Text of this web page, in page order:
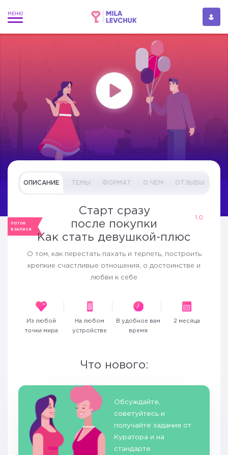
ОПИСАНИЕ ТЕМЫ ФОРМАТ О ЧЕМ ОТЗЫВЫ
ПОТОК
В ЗАПИСИ
Старт сразу
после покупки
Как стать девушкой-плюс
1.0
О том, как перестать пахать и терпеть, построить
крепкие счастливые отношения, о достоинстве и
любви к себе
Из любой
точки мира
На любом
устройстве
В удобное вам
время
2 месяца
Что нового:
Обсуждайте,
советуйтесь и
получайте задания от
Куратора и на
стандарте